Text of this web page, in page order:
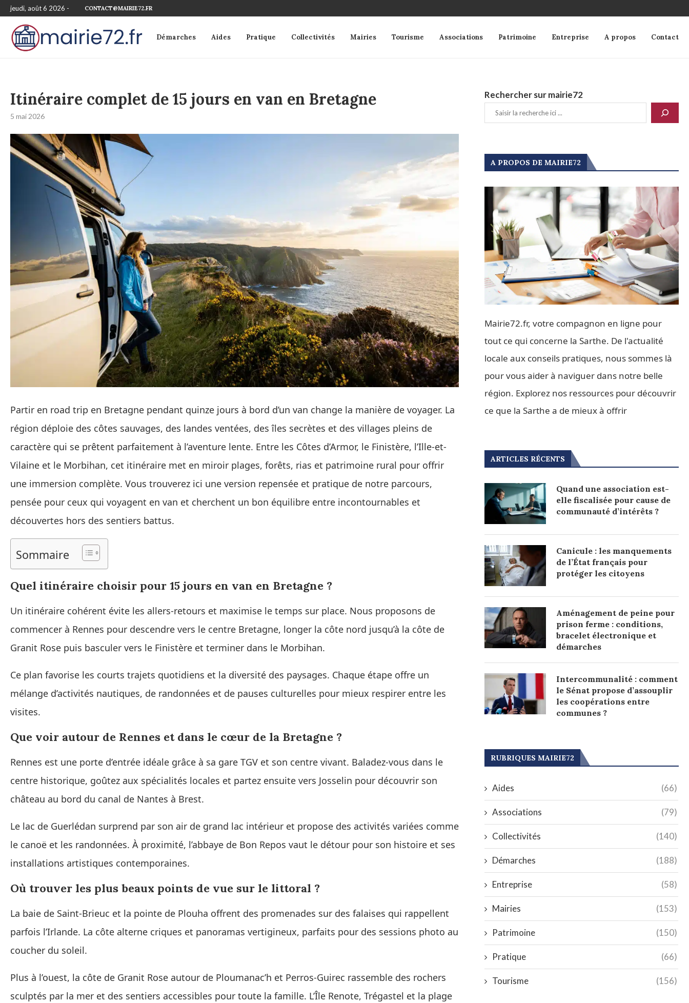
jeudi, août 6 2026 - CONTACT@MAIRIE72.FR
Démarches Aides Pratique Collectivités Mairies Tourisme Associations Patrimoine Entreprise A propos Contact
Itinéraire complet de 15 jours en van en Bretagne
5 mai 2026
Partir en road trip en Bretagne pendant quinze jours à bord d’un van change la manière de voyager. La
région déploie des côtes sauvages, des landes ventées, des îles secrètes et des villages pleins de
caractère qui se prêtent parfaitement à l’aventure lente. Entre les Côtes d’Armor, le Finistère, l’Ille-et-
Vilaine et le Morbihan, cet itinéraire met en miroir plages, forêts, rias et patrimoine rural pour offrir
une immersion complète. Vous trouverez ici une version repensée et pratique de notre parcours,
pensée pour ceux qui voyagent en van et cherchent un bon équilibre entre incontournables et
découvertes hors des sentiers battus.
Sommaire
Quel itinéraire choisir pour 15 jours en van en Bretagne ?
Un itinéraire cohérent évite les allers-retours et maximise le temps sur place. Nous proposons de
commencer à Rennes pour descendre vers le centre Bretagne, longer la côte nord jusqu’à la côte de
Granit Rose puis basculer vers le Finistère et terminer dans le Morbihan.
Ce plan favorise les courts trajets quotidiens et la diversité des paysages. Chaque étape offre un
mélange d’activités nautiques, de randonnées et de pauses culturelles pour mieux respirer entre les
visites.
Que voir autour de Rennes et dans le cœur de la Bretagne ?
Rennes est une porte d’entrée idéale grâce à sa gare TGV et son centre vivant. Baladez-vous dans le
centre historique, goûtez aux spécialités locales et partez ensuite vers Josselin pour découvrir son
château au bord du canal de Nantes à Brest.
Le lac de Guerlédan surprend par son air de grand lac intérieur et propose des activités variées comme
le canoë et les randonnées. À proximité, l’abbaye de Bon Repos vaut le détour pour son histoire et ses
installations artistiques contemporaines.
Où trouver les plus beaux points de vue sur le littoral ?
La baie de Saint-Brieuc et la pointe de Plouha offrent des promenades sur des falaises qui rappellent
parfois l’Irlande. La côte alterne criques et panoramas vertigineux, parfaits pour des sessions photo au
coucher du soleil.
Plus à l’ouest, la côte de Granit Rose autour de Ploumanac’h et Perros-Guirec rassemble des rochers
sculptés par la mer et des sentiers accessibles pour toute la famille. L’Île Renote, Trégastel et la plage
Rechercher sur mairie72
A PROPOS DE MAIRIE72
Mairie72.fr, votre compagnon en ligne pour
tout ce qui concerne la Sarthe. De l'actualité
locale aux conseils pratiques, nous sommes là
pour vous aider à naviguer dans notre belle
région. Explorez nos ressources pour découvrir
ce que la Sarthe a de mieux à offrir
ARTICLES RÉCENTS
Quand une association est-
elle fiscalisée pour cause de
communauté d’intérêts ?
Canicule : les manquements
de l’État français pour
protéger les citoyens
Aménagement de peine pour
prison ferme : conditions,
bracelet électronique et
démarches
Intercommunalité : comment
le Sénat propose d’assouplir
les coopérations entre
communes ?
RUBRIQUES MAIRIE72
Aides (66)
Associations (79)
Collectivités (140)
Démarches (188)
Entreprise (58)
Mairies (153)
Patrimoine (150)
Pratique (66)
Tourisme (156)